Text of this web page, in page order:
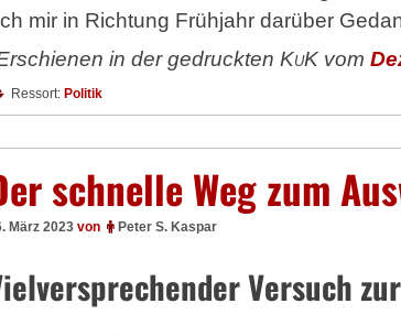
mir in Richtung Frühjahr darüber
in der gedruckten KuKvom
Ressort: Politik
schnelle Weg zum
März 2023 von Peter S. Kaspar
Versuch